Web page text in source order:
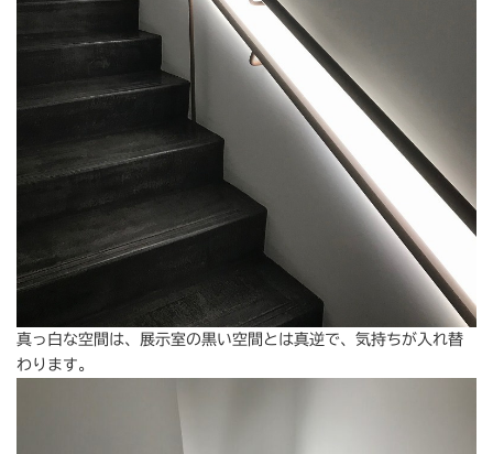
真っ白な空間は、展示室の黒い空間とは真逆で、気持ちが入れ替
わります。